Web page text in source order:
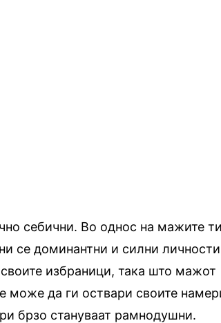
себични. Во однос на мажите
се доминантни и силни
избраници, така што мажот
може да ги оствари своите
брзо стануваат рамнодушни.